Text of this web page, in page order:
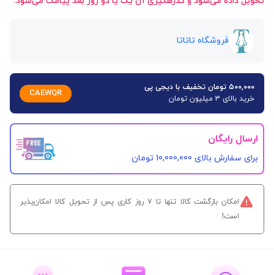
فروشگاه تاتاتا
۵۰۰,۰۰۰ تومان تخفیف با دیجی پی
خرید بالای 3 میلیون تومان
CAEWQR
ارسال رایگان
برای سفارش‌ بالای 10,000,000 تومان
امکان بازگشت کالا تنها تا ۷ روز کاری پس از تحویل کالا امکان‌پذیر
است!